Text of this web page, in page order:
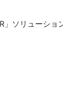
」ソリューショ